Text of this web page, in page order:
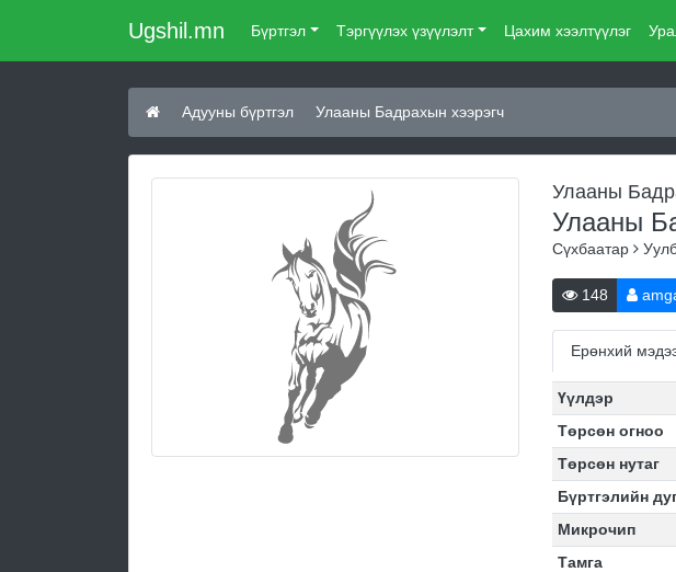
Ugshil.mn Бүртгэл Тэргүүлэх үзүүлэлт Цахим хээлтүүлэг
Адууны бүртгэл Улааны Бадрахын хээрэгч
Улааны
Улааны
Сүхбаатар
148
Ерөнхий
Үүлдэр
Төрсөн огноо
Төрсөн нутаг
Бүртгэлийн
Микрочип
Тамга